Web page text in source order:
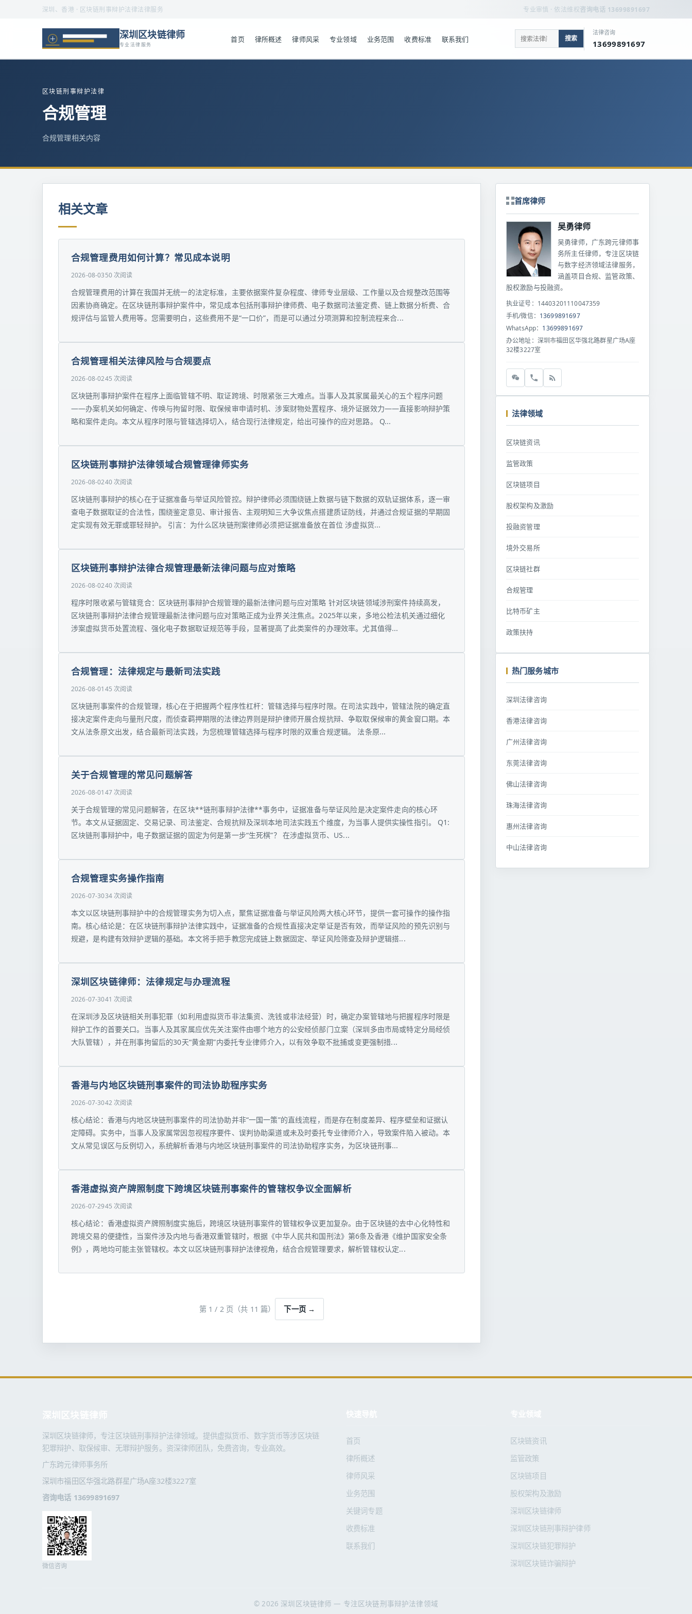
深圳、香港 · 区块链刑事辩护法律法律服务 专业审慎 · 依法维权咨询电话 13699891697
深圳区块链律师
专业法律服务
首页 律所概述 律师风采 专业领域 业务范围 收费标准 联系我们 搜索
法律咨询
13699891697
区块链刑事辩护法律
合规管理
合规管理相关内容
相关文章
合规管理费用如何计算？常见成本说明
2026-08-0350 次阅读
合规管理费用的计算在我国并无统一的法定标准，主要依据案件复杂程度、律师专业层级、工作量以及合规整改范围等
因素协商确定。在区块链刑事辩护案件中，常见成本包括刑事辩护律师费、电子数据司法鉴定费、链上数据分析费、合
规评估与监管人费用等。您需要明白，这些费用不是“一口价”，而是可以通过分项测算和控制流程来合...
合规管理相关法律风险与合规要点
2026-08-0245 次阅读
区块链刑事辩护案件在程序上面临管辖不明、取证跨境、时限紧张三大难点。当事人及其家属最关心的五个程序问题
——办案机关如何确定、传唤与拘留时限、取保候审申请时机、涉案财物处置程序、境外证据效力——直接影响辩护策
略和案件走向。本文从程序时限与管辖选择切入，结合现行法律规定，给出可操作的应对思路。 Q...
区块链刑事辩护法律领域合规管理律师实务
2026-08-0240 次阅读
区块链刑事辩护的核心在于证据准备与举证风险管控。辩护律师必须围绕链上数据与链下数据的双轨证据体系，逐一审
查电子数据取证的合法性，围绕鉴定意见、审计报告、主观明知三大争议焦点搭建质证防线，并通过合规证据的早期固
定实现有效无罪或罪轻辩护。 引言：为什么区块链刑案律师必须把证据准备放在首位 涉虚拟货...
区块链刑事辩护法律合规管理最新法律问题与应对策略
2026-08-0240 次阅读
程序时限收紧与管辖竞合：区块链刑事辩护合规管理的最新法律问题与应对策略 针对区块链领域涉刑案件持续高发，
区块链刑事辩护法律合规管理最新法律问题与应对策略正成为业界关注焦点。2025年以来，多地公检法机关通过细化
涉案虚拟货币处置流程、强化电子数据取证规范等手段，显著提高了此类案件的办理效率。尤其值得...
合规管理：法律规定与最新司法实践
2026-08-0145 次阅读
区块链刑事案件的合规管理，核心在于把握两个程序性杠杆：管辖选择与程序时限。在司法实践中，管辖法院的确定直
接决定案件走向与量刑尺度，而侦查羁押期限的法律边界则是辩护律师开展合规抗辩、争取取保候审的黄金窗口期。本
文从法条原文出发，结合最新司法实践，为您梳理管辖选择与程序时限的双重合规逻辑。 法条原...
关于合规管理的常见问题解答
2026-08-0147 次阅读
关于合规管理的常见问题解答，在区块**链刑事辩护法律**事务中，证据准备与举证风险是决定案件走向的核心环
节。本文从证据固定、交易记录、司法鉴定、合规抗辩及深圳本地司法实践五个维度，为当事人提供实操性指引。 Q1:
区块链刑事辩护中，电子数据证据的固定为何是第一步“生死棋”？ 在涉虚拟货币、US...
合规管理实务操作指南
2026-07-3034 次阅读
本文以区块链刑事辩护中的合规管理实务为切入点，聚焦证据准备与举证风险两大核心环节，提供一套可操作的操作指
南。核心结论是：在区块链刑事辩护法律实践中，证据准备的合规性直接决定举证是否有效，而举证风险的预先识别与
规避，是构建有效辩护逻辑的基础。本文将手把手教您完成链上数据固定、举证风险筛查及辩护逻辑搭...
深圳区块链律师：法律规定与办理流程
2026-07-3041 次阅读
在深圳涉及区块链相关刑事犯罪（如利用虚拟货币非法集资、洗钱或非法经营）时，确定办案管辖地与把握程序时限是
辩护工作的首要关口。当事人及其家属应优先关注案件由哪个地方的公安经侦部门立案（深圳多由市局或特定分局经侦
大队管辖），并在刑事拘留后的30天“黄金期”内委托专业律师介入，以有效争取不批捕或变更强制措...
香港与内地区块链刑事案件的司法协助程序实务
2026-07-3042 次阅读
核心结论：香港与内地区块链刑事案件的司法协助并非“一国一策”的直线流程，而是存在制度差异、程序壁垒和证据认
定障碍。实务中，当事人及家属常因忽视程序要件、误判协助渠道或未及时委托专业律师介入，导致案件陷入被动。本
文从常见误区与反例切入，系统解析香港与内地区块链刑事案件的司法协助程序实务，为区块链刑事...
香港虚拟资产牌照制度下跨境区块链刑事案件的管辖权争议全面解析
2026-07-2945 次阅读
核心结论：香港虚拟资产牌照制度实施后，跨境区块链刑事案件的管辖权争议更加复杂。由于区块链的去中心化特性和
跨境交易的便捷性，当案件涉及内地与香港双重管辖时，根据《中华人民共和国刑法》第6条及香港《维护国家安全条
例》，两地均可能主张管辖权。本文以区块链刑事辩护法律视角，结合合规管理要求，解析管辖权认定...
第 1 / 2 页（共 11 篇） 下一页 →
首席律师
吴勇律师
吴勇律师，广东跨元律师事
务所主任律师，专注区块链
与数字经济领域法律服务，
涵盖项目合规、监管政策、
股权激励与投融资。
执业证号：14403201110047359
手机/微信： 13699891697
WhatsApp： 13699891697
办公地址：深圳市福田区华强北路群星广场A座
32楼3227室
法律领域
区块链资讯
监管政策
区块链项目
股权架构及激励
投融资管理
境外交易所
区块链社群
合规管理
比特币矿主
政策扶持
热门服务城市
深圳法律咨询
香港法律咨询
广州法律咨询
东莞法律咨询
佛山法律咨询
珠海法律咨询
惠州法律咨询
中山法律咨询
深圳区块链律师，专注区块链刑事辩护法律领域。提供虚拟货币、数字货币等涉区块链
犯罪辩护、取保候审、无罪辩护服务。资深律师团队，免费咨询，专业高效。
广东跨元律师事务所
深圳市福田区华强北路群星广场A座32楼3227室
咨询电话 13699891697
微信咨询
首页
律所概述
律师风采
业务范围
关键词专题
收费标准
联系我们
区块链资讯
监管政策
区块链项目
股权架构及激励
深圳区块链律师
深圳区块链刑事辩护律师
深圳区块链犯罪辩护
深圳区块链诈骗辩护
© 2026 深圳区块链律师 — 专注区块链刑事辩护法律领域